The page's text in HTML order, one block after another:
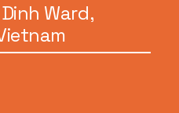
Ward,